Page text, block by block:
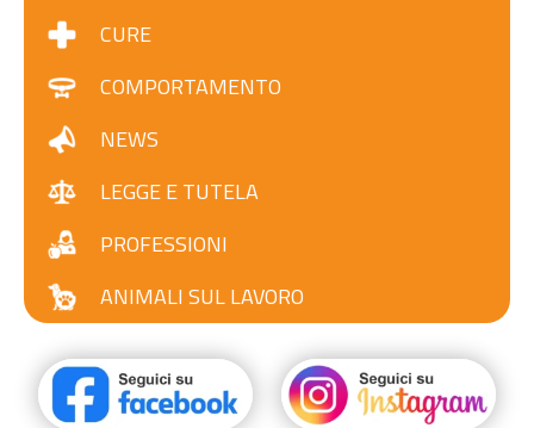
CURE
COMPORTAMENTO
NEWS
LEGGE E TUTELA
PROFESSIONI
ANIMALI SUL LAVORO